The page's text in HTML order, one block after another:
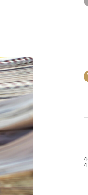
4
4